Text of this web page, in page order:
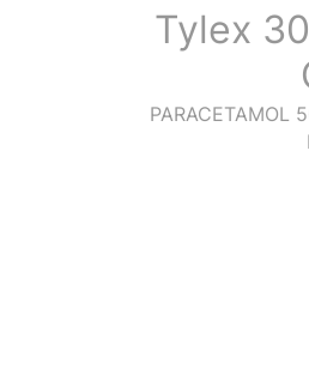
Tylex
PARACETAMOL